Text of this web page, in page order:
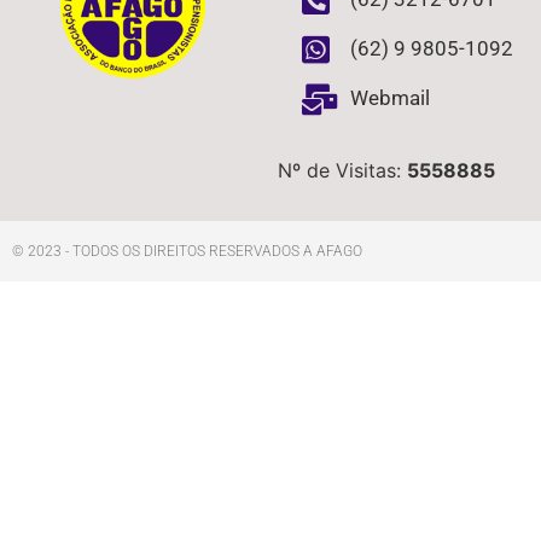
(62) 9 9805-1092
Webmail
Nº de Visitas: 5558885
© 2023 - TODOS OS DIREITOS RESERVADOS A AFAGO